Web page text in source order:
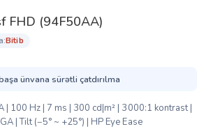
FHD (94F50AA)
bi̇ti̇b
ünvana sürətli çatdırılma
100 Hz | 7 ms | 300 cd|m² | 3000:1 kontrast |
| Tilt (−5° ~ +25°) | HP Eye Ease